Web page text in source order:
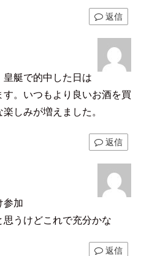
返信
艇で的中した日は
。いつもより良いお酒を買
しみが増えました。
返信
参加
うけどこれで充分かな
返信